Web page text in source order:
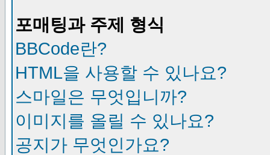
포매팅과 주제 형식
BBCode란?
HTML을 사용할 수 있나요?
스마일은 무엇입니까?
이미지를 올릴 수 있나요?
공지가 무엇인가요?